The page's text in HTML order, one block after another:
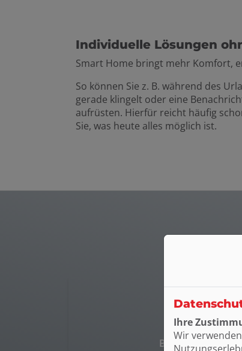
Individuelle Lösungen
Smart Home bringt mehr Komfort,
So können Sie z. B. während des
gerade klingelt oder eine
aufrüsten. Hierfür reicht häufig
Sie, was heute alles möglich ist.
Beratung
Ihre
Wir